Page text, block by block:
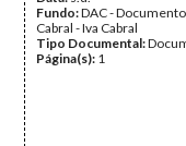
Fundo:DAC -
Cabral - Iva Cabral
Tipo Documental:
Página(s): 1